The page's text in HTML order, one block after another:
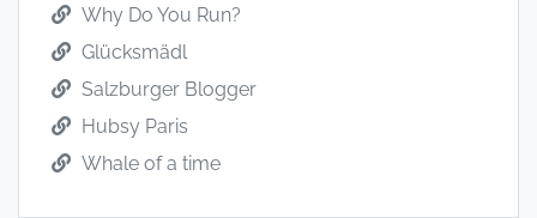
Why Do You Run?
Glücksmädl
Salzburger Blogger
Hubsy Paris
Whale of a time